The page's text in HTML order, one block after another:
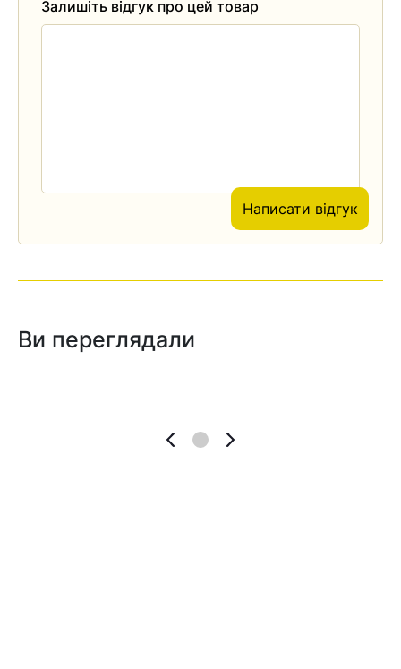
Залишіть відгук про цей товар
Написати відгук
Ви переглядали